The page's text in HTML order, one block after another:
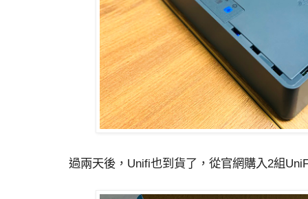
過兩天後，Unifi也到貨了，從官網購入2組